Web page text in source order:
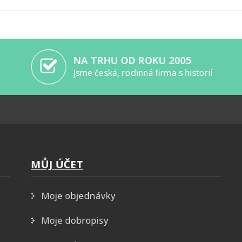
NA TRHU OD ROKU 2005
Jsme česká, rodinná firma s historií
MŮJ ÚČET
Moje objednávky
Moje dobropisy